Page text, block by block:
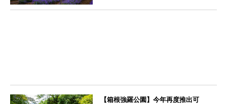
【箱根強羅公園】今年再度推出可